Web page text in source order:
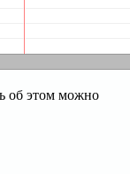
об этом можно